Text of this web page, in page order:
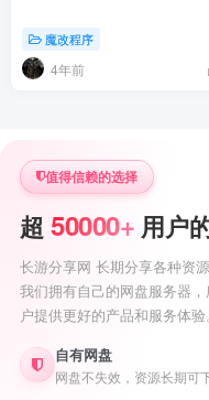
魔改程序
4年前
值得信赖的选择
超50000+ 用户
长游分享网 长期分享各种资
我们拥有自己的网盘服务器
户提供更好的产品和服务体验。
自有网盘
网盘不失效，资源长期可